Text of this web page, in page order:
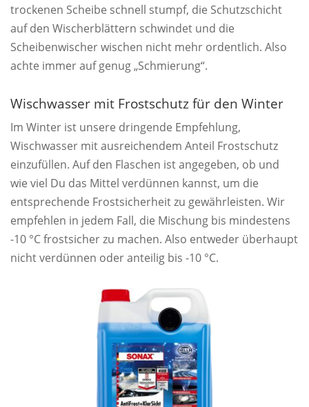
trockenen Scheibe schnell stumpf, die Schutzschicht
auf den Wischerblättern schwindet und die
Scheibenwischer wischen nicht mehr ordentlich. Also
achte immer auf genug „Schmierung“.
Wischwasser mit Frostschutz für den Winter
Im Winter ist unsere dringende Empfehlung,
Wischwasser mit ausreichendem Anteil Frostschutz
einzufüllen. Auf den Flaschen ist angegeben, ob und
wie viel Du das Mittel verdünnen kannst, um die
entsprechende Frostsicherheit zu gewährleisten. Wir
empfehlen in jedem Fall, die Mischung bis mindestens
-10 °C frostsicher zu machen. Also entweder überhaupt
nicht verdünnen oder anteilig bis -10 °C.